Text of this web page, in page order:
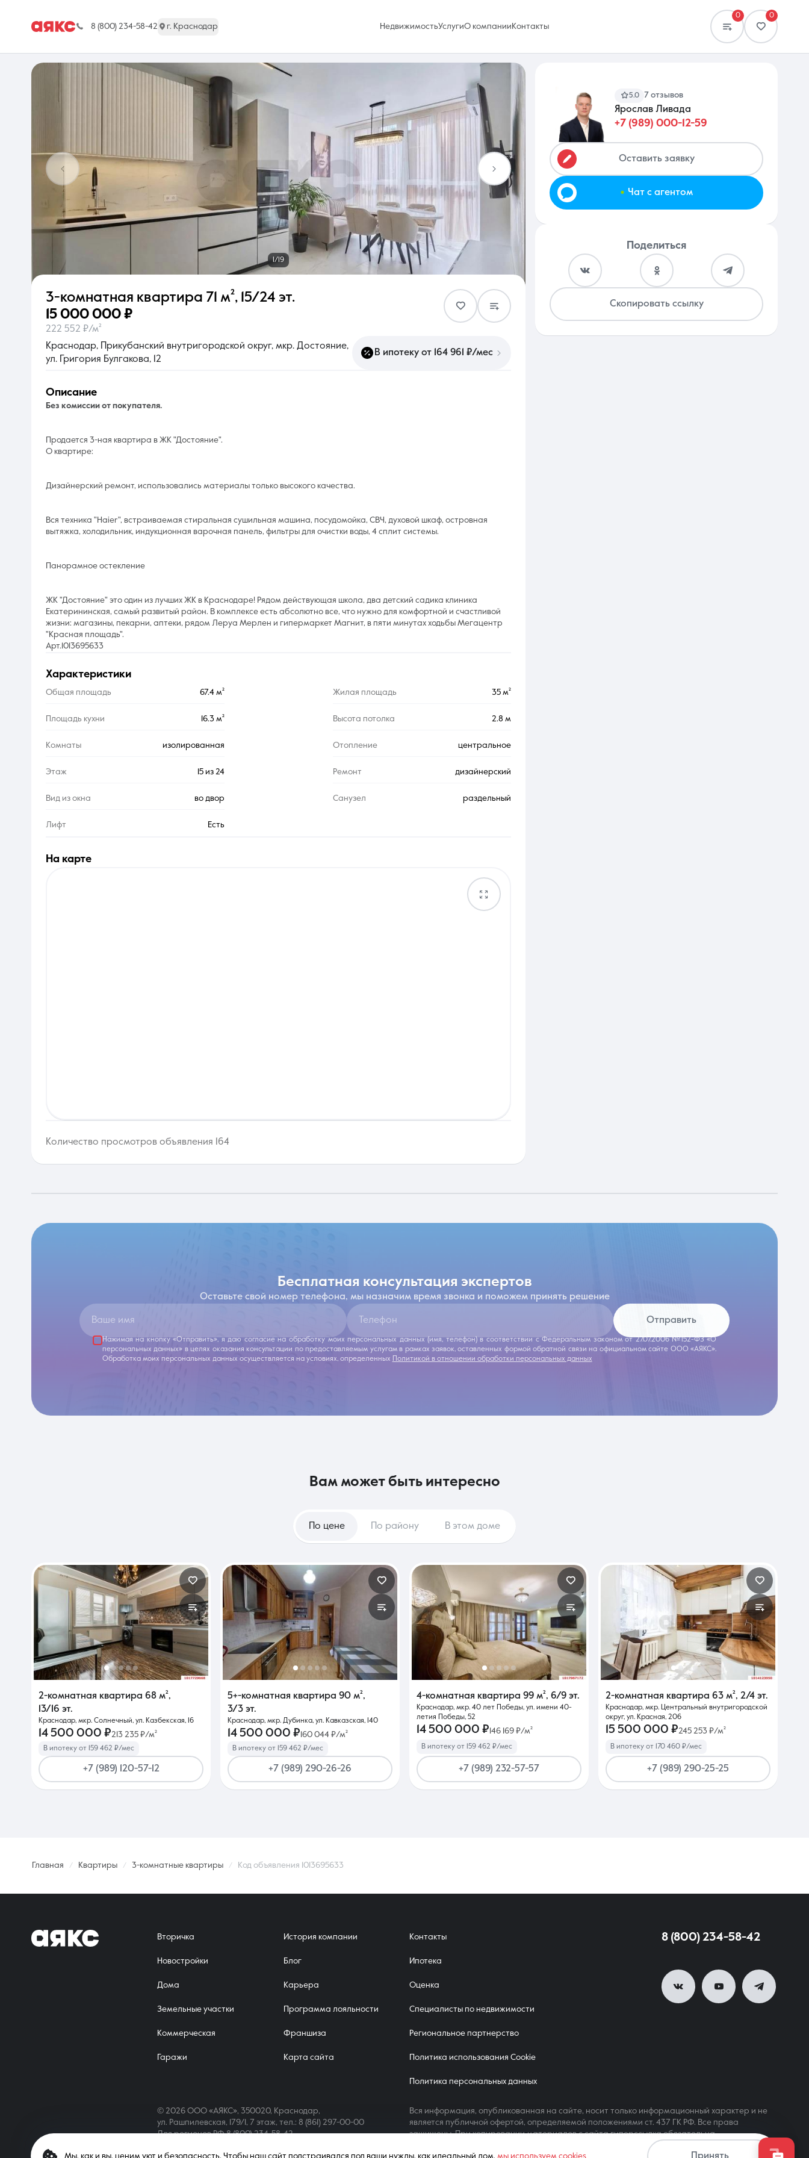
8 (800) 234-58-42 г. Краснодар НедвижимостьУслугиО компании Контакты
0 0
Избранное Сравнение
Недвижимость Услуги
О компании Контакты
1/19
3-комнатная квартира 71 м², 15/24 эт.
15 000 000 ₽
222 552 ₽/м²
Краснодар, Прикубанский внутригородской округ, мкр. Достояние,
ул. Григория Булгакова, 12
В ипотеку от 164 961 ₽/мес
характеристики
Общая площадь 67.4 м² Жилая площадь 35 м²
Площадь кухни 16.3 м² Высота потолка 2.8 м
Комнаты изолированная Отопление центральное
Этаж 15 из 24 Ремонт дизайнерский
Вид из окна во двор Санузел раздельный
Лифт Есть
описание
Без комиссии от покупателя.
Продается 3-ная квартира в ЖК "Достояние".
О квартире:
Дизайнерский ремонт, использовались мaтeриалы только выcoкогo качества.
Вся техника "Наiеr", встраиваемая стиральная сушильная машина, посудомойка, СВЧ, духовой шкаф, островная
вытяжка, холодильник, индукционная варочная панель, фильтры для очистки воды, 4 сплит системы.
Панорамное остекление
ЖК "Достояние" это один из лучших ЖК в Краснодаре! Рядом действующая школа, два детский садика клиника
Екатерининская, самый развитый район. В комплексе есть абсолютно все, что нужно для комфортной и счастливой
жизни: магазины, пекарни, аптеки, рядом Леруа Мерлен и гипермаркет Магнит, в пяти минутах ходьбы Мегацентр
"Красная площадь".
Арт.1013695633
на карте
Количество просмотров объявления 164
5.0 7 отзывов
Ярослав Ливада
+7 (989) 000-12-59
Оставить заявку
. Чат с агентом
Поделиться
Скопировать ссылку
бесплатная консультация экспертов
Оставьте свой номер телефона, мы назначим время звонка и поможем принять решение
Ваше имя Телефон Отправить
Нажимая на кнопку «Отправить», я даю согласие на обработку моих персональных данных (имя, телефон) в соответствии с Федеральным законом от 27.07.2006 №152-ФЗ «О
персональных данных» в целях оказания консультации по предоставляемым услугам в рамках заявок, оставленных формой обратной связи на официальном сайте ООО «АЯКС».
Обработка моих персональных данных осуществляется на условиях, определенных Политикой в отношении обработки персональных данных
вам может быть интересно
По цене По району В этом доме
2-комнатная квартира 68 м²,
13/16 эт.
Краснодар, мкр. Солнечный, ул. Казбекская, 16
14 500 000 ₽213 235 ₽/м²
В ипотеку от 159 462 ₽/мес
+7 (989) 120-57-12
5+-комнатная квартира 90 м²,
3/3 эт.
Краснодар, мкр. Дубинка, ул. Кавказская, 140
14 500 000 ₽ 160 044 ₽/м²
В ипотеку от 159 462 ₽/мес
+7 (989) 290-26-26
4-комнатная квартира 99 м², 6/9 эт.
Краснодар, мкр. 40 лет Победы, ул. имени 40-
летия Победы, 52
14 500 000 ₽ 146 169 ₽/м²
В ипотеку от 159 462 ₽/мес
+7 (989) 232-57-57
2-комнатная квартира 63 м², 2/4 эт.
Краснодар, мкр. Центральный внутригородской
округ, ул. Красная, 206
15 500 000 ₽245 253 ₽/м²
В ипотеку от 170 460 ₽/мес
+7 (989) 290-25-25
Главная Квартиры 3-комнатные квартиры Код объявления 1013695633
Вторичка
Новостройки
Дома
Земельные участки
Коммерческая
Гаражи
История компании
Блог
Карьера
Программа лояльности
Франшиза
Карта сайта
Контакты
Ипотека
Оценка
Специалисты по недвижимости
Региональное партнерство
Политика использования Cookie
Политика персональных данных
8 (800) 234-58-42
© 2026 ООО «АЯКС», 350020, Краснодар,
ул. Рашпилевская, 179/1, 7 этаж,тел.: 8 (861) 297-00-00
Для регионов РФ8 (800) 234-58-42
Вся информация, опубликованная на сайте, носит только информационный характер и не
является публичной офертой, определяемой положениями ст. 437 ГК РФ. Все права
защищены. При копировании материалов с сайта гиперссылка обязательна
Мы, как и вы, ценим уют и безопасность. Чтобы наш сайт подстраивался под ваши нужды, как идеальный дом, мы используем cookies